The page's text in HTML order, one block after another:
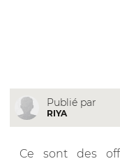
Publié par
RIYA
Ce sont des